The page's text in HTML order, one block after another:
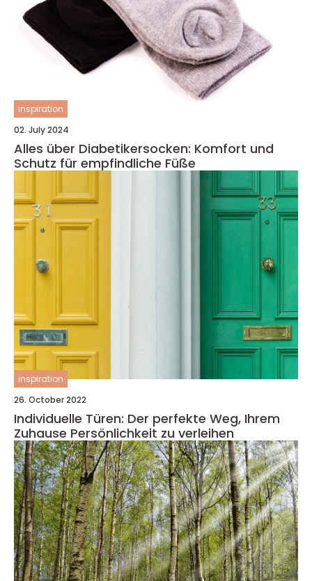
inspiration
02. July 2024
Alles über Diabetikersocken: Komfort und
Schutz für empfindliche Füße
inspiration
26. October 2022
Individuelle Türen: Der perfekte Weg, Ihrem
Zuhause Persönlichkeit zu verleihen